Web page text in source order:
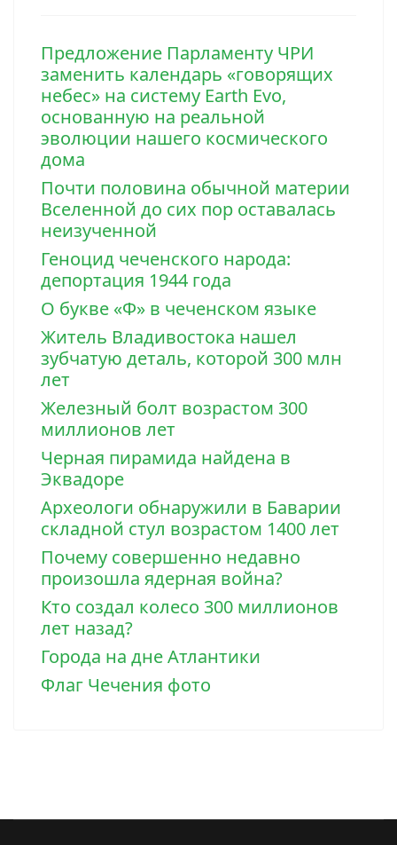
Предложение Парламенту ЧРИ
заменить календарь «говорящих
небес» на систему Earth Evo,
основанную на реальной
эволюции нашего космического
дома
Почти половина обычной материи
Вселенной до сих пор оставалась
неизученной
Геноцид чеченского народа:
депортация 1944 года
О букве «Ф» в чеченском языке
Житель Владивостока нашел
зубчатую деталь, которой 300 млн
лет
Железный болт возрастом 300
миллионов лет
Черная пирамида найдена в
Эквадоре
Археологи обнаружили в Баварии
складной стул возрастом 1400 лет
Почему совершенно недавно
произошла ядерная война?
Кто создал колесо 300 миллионов
лет назад?
Города на дне Атлантики
Флаг Чечения фото